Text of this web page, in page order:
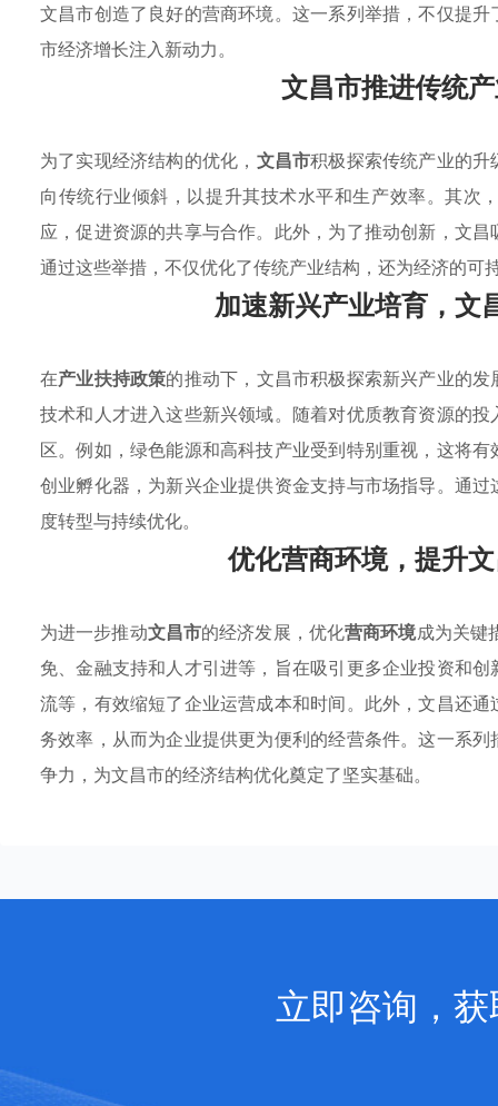
文昌市创造了良好的营商环境。这一系列举措，不仅提
市经济增长注入新动力。
文昌市推进传统
为了实现经济结构的优化， 文昌市积极探索传统产业的
向传统行业倾斜，以提升其技术水平和生产效率。其次
应，促进资源的共享与合作。此外，为了推动创新，文
通过这些举措，不仅优化了传统产业结构，还为经济的可
加速新兴产业培育，文
在产业扶持政策的推动下，文昌市积极探索新兴产业的
技术和人才进入这些新兴领域。随着对优质教育资源的
区。例如，绿色能源和高科技产业受到特别重视，这将
创业孵化器，为新兴企业提供资金支持与市场指导。通
度转型与持续优化。
优化营商环境，提升
为进一步推动文昌市的经济发展，优化营商环境成为关键
免、金融支持和人才引进等，旨在吸引更多企业投资和
流等，有效缩短了企业运营成本和时间。此外，文昌还
务效率，从而为企业提供更为便利的经营条件。这一系列
争力，为文昌市的经济结构优化奠定了坚实基础。
立即咨询，